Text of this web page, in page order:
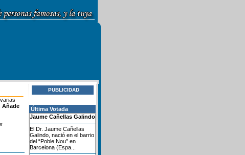
Añade
PUBLICIDAD
Última Votada
Jaume Cañellas Galindo
El Dr. Jaume Cañellas
Galindo, nació en el barrio
del “Poble Nou” en
Barcelona (Espa...